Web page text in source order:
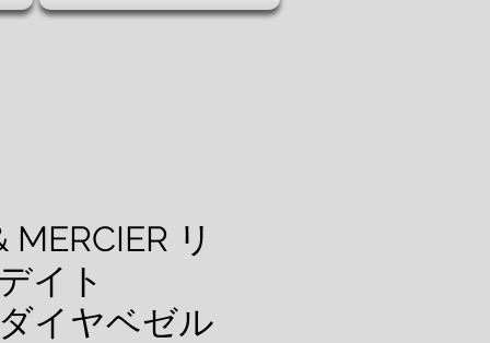
MERCIER リ
イト
イヤベゼル